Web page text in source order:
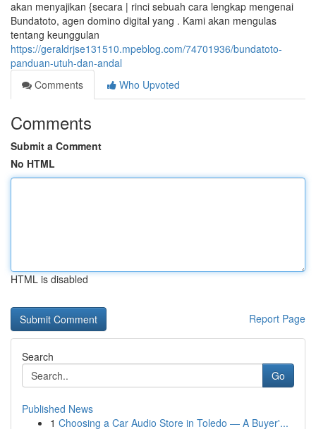
akan menyajikan {secara | rinci sebuah cara lengkap mengenai
Bundatoto, agen domino digital yang . Kami akan mengulas
tentang keunggulan
https://geraldrjse131510.mpeblog.com/74701936/bundatoto-
panduan-utuh-dan-andal
Comments
Who Upvoted
Comments
Submit a Comment
No HTML
HTML is disabled
Report Page
Search
Go
Published News
1 Choosing a Car Audio Store in Toledo — A Buyer'...